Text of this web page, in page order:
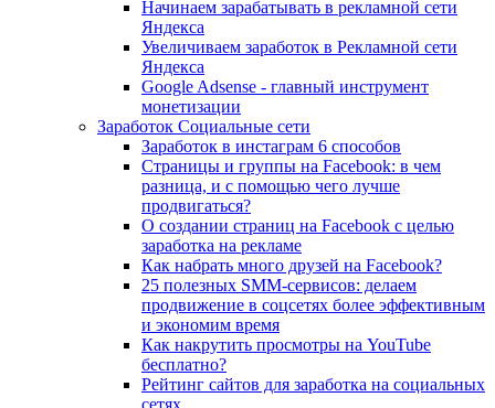
Начинаем зарабатывать в рекламной сети
Яндекса
Увеличиваем заработок в Рекламной сети
Яндекса
Google Adsense - главный инструмент
монетизации
Заработок Социальные сети
Заработок в инстаграм 6 способов
Страницы и группы на Facebook: в чем
разница, и с помощью чего лучше
продвигаться?
О создании страниц на Facebook с целью
заработка на рекламе
Как набрать много друзей на Facebook?
25 полезных SMM-сервисов: делаем
продвижение в соцсетях более эффективным
и экономим время
Как накрутить просмотры на YouTube
бесплатно?
Рейтинг сайтов для заработка на социальных
сетях